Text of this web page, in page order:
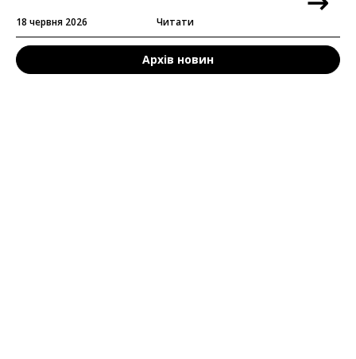
18 червня 2026 Читати
Архів новин